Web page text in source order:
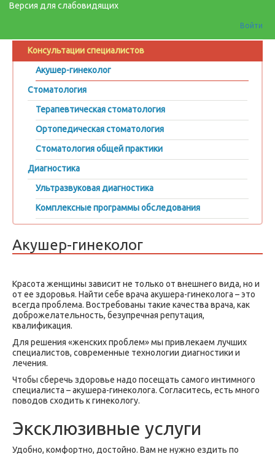
Версия для слабовидящих
Войти
Консультации специалистов
Акушер-гинеколог
Стоматология
Терапевтическая стоматология
Ортопедическая стоматология
Стоматология общей практики
Диагностика
Ультразвуковая диагностика
Комплексные программы обследования
Акушер-гинеколог
Красота женщины зависит не только от внешнего вида, но и
от ее здоровья. Найти себе врача акушера-гинеколога – это
всегда проблема. Востребованы такие качества врача, как
доброжелательность, безупречная репутация,
квалификация.
Для решения «женских проблем» мы привлекаем лучших
специалистов, современные технологии диагностики и
лечения.
Чтобы сберечь здоровье надо посещать самого интимного
специалиста – акушера-гинеколога. Согласитесь, есть много
поводов сходить к гинекологу.
Эксклюзивные услуги
Удобно, комфортно, достойно. Вам не нужно ездить по